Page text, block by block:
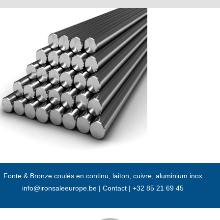
Passer
Fonte & Bronze coulés en continu, laiton, cuivre, aluminium inox
info@ironsaleeurope.be| Contact | +32 85 21 69 45